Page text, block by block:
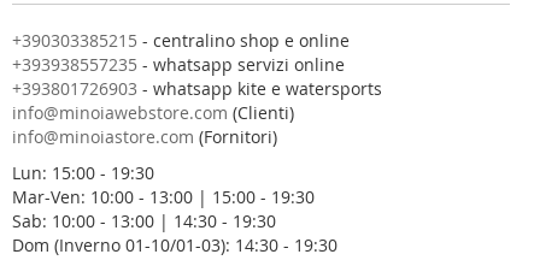
n
o
s
t
r
a
e
w
s
l
+390303385215 - centralino shop e online
+393938557235 - whatsapp servizi online
+393801726903 - whatsapp kite e watersports
info@minoiawebstore.com (Clienti)
info@minoiastore.com (Fornitori)
Lun: 15:00 - 19:30
Mar-Ven: 10:00 - 13:00 | 15:00 - 19:30
Sab: 10:00 - 13:00 | 14:30 - 19:30
Dom (Inverno 01-10/01-03): 14:30 - 19:30